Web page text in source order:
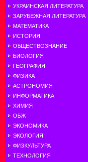
УКРАИНСКАЯ ЛИТЕРАТУРА
ЗАРУБЕЖНАЯ ЛИТЕРАТУРА
МАТЕМАТИКА
ИСТОРИЯ
ОБЩЕСТВОЗНАНИЕ
БИОЛОГИЯ
ГЕОГРАФИЯ
ФИЗИКА
АСТРОНОМИЯ
ИНФОРМАТИКА
ХИМИЯ
ОБЖ
ЭКОНОМИКА
ЭКОЛОГИЯ
ФИЗКУЛЬТУРА
ТЕХНОЛОГИЯ